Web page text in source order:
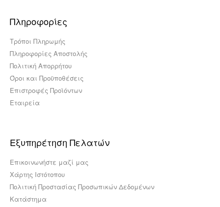
Πληροφορίες
Τρόποι Πληρωμής
Πληροφορίες Αποστολής
Πολιτική Απορρήτου
Όροι και Προϋποθέσεις
Επιστροφές Προϊόντων
Εταιρεία
Εξυπηρέτηση Πελατών
Επικοινωνήστε μαζί μας
Χάρτης Ιστότοπου
Πολιτική Προστασίας Προσωπικών Δεδομένων
Κατάστημα